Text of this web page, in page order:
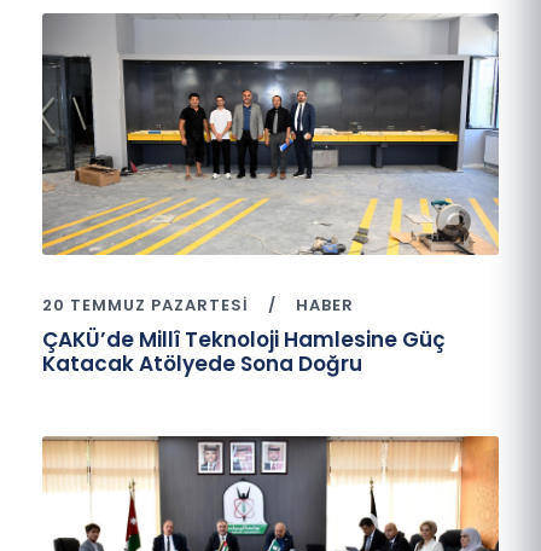
20 TEMMUZ PAZARTESI HABER
ÇAKÜ’de Millî Teknoloji Hamlesine Güç
Katacak Atölyede Sona Doğru